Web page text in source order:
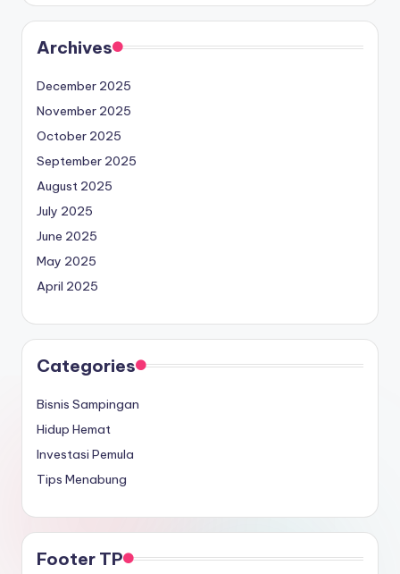
Archives
December 2025
November 2025
October 2025
September 2025
August 2025
July 2025
June 2025
May 2025
April 2025
Categories
Bisnis Sampingan
Hidup Hemat
Investasi Pemula
Tips Menabung
Footer TP